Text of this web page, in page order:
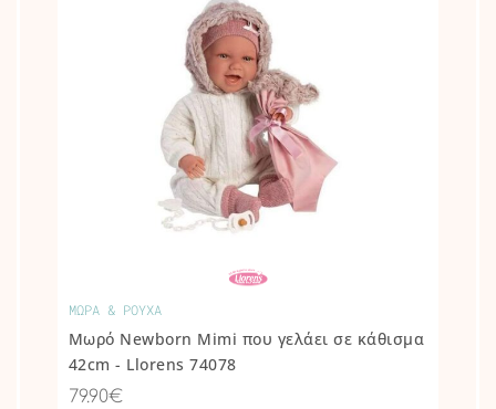
ΜΩΡΑ & ΡΟΥΧΑ
Μωρό Newborn Mimi που γελάει σε κάθισμα
42cm - Llorens 74078
79.90€